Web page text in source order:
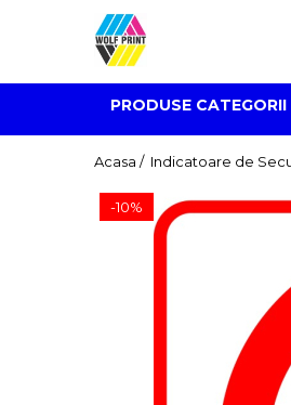
Produse Categorii
Print Outdoor
Stickere pentru Produse Bio &
Stickere personalizate printate
si decupate
PRODUSE CATEGORII
Acasa / Indicatoare de
-10%